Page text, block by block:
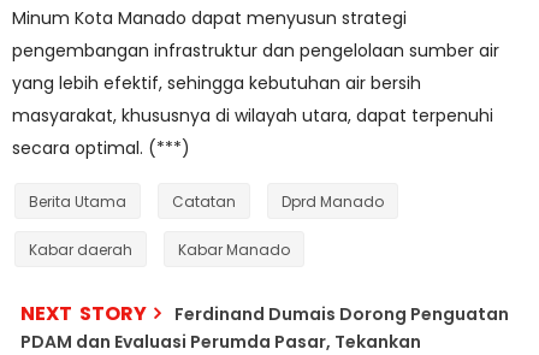
Minum Kota Manado dapat menyusun strategi
pengembangan infrastruktur dan pengelolaan sumber air
yang lebih efektif, sehingga kebutuhan air bersih
masyarakat, khususnya di wilayah utara, dapat terpenuhi
secara optimal. (***)
Berita Utama Catatan Dprd Manado
Kabar daerah Kabar Manado
NEXT STORY
Ferdinand Dumais Dorong Penguatan
PDAM dan Evaluasi Perumda Pasar, Tekankan